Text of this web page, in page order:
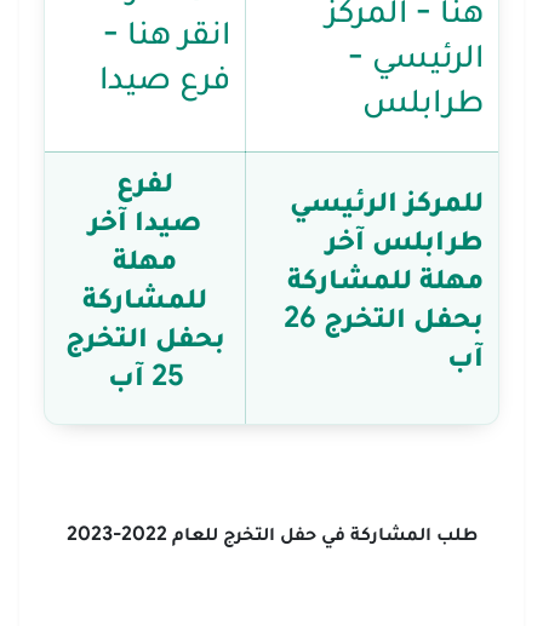
هنا - المركز
الرئيسي -
طرابلس
انقر هنا -
فرع صيدا
للمركز الرئيسي
طرابلس آخر
مهلة للمشاركة
بحفل التخرج 26
آب
لفرع
صيدا آخر
مهلة
للمشاركة
بحفل التخرج
25 آب
طلب المشاركة في حفل التخرج للعام 2022-2023